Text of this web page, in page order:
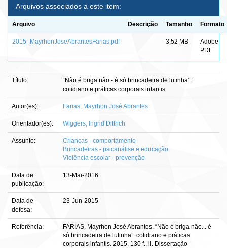
Arquivos associados a este item:
Arquivo Descrição Tamanho Formato
2015_MayrhonJoseAbrantesFarias.pdf 3,52 MB
Adobe
PDF
Título:
“Não é briga não - é só brincadeira de lutinha” :
cotidiano e práticas corporais infantis
Autor(es): Farias, Mayrhon José Abrantes
Orientador(es): Wiggers, Ingrid Dittrich
Assunto:
Crianças - comportamento
Brincadeiras - psicanálise e educação
Violência escolar - prevenção
Data de
publicação:
13-Mai-2016
Data de
defesa:
23-Jun-2015
Referência:
FARIAS, Mayrhon José Abrantes. “Não é briga não... é
só brincadeira de lutinha”: cotidiano e práticas
corporais infantis. 2015. 130 f., il. Dissertação